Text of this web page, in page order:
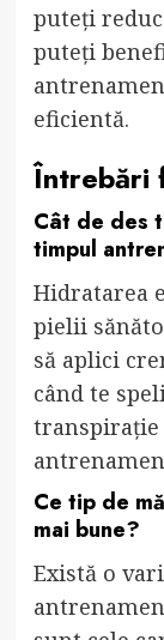
puteți
puteți
eficientă.
Întrebări
Cât de des
timpul
Hidratarea
pielii
să aplici
când te
transpirație
Ce tip de
mai bune?
Există o